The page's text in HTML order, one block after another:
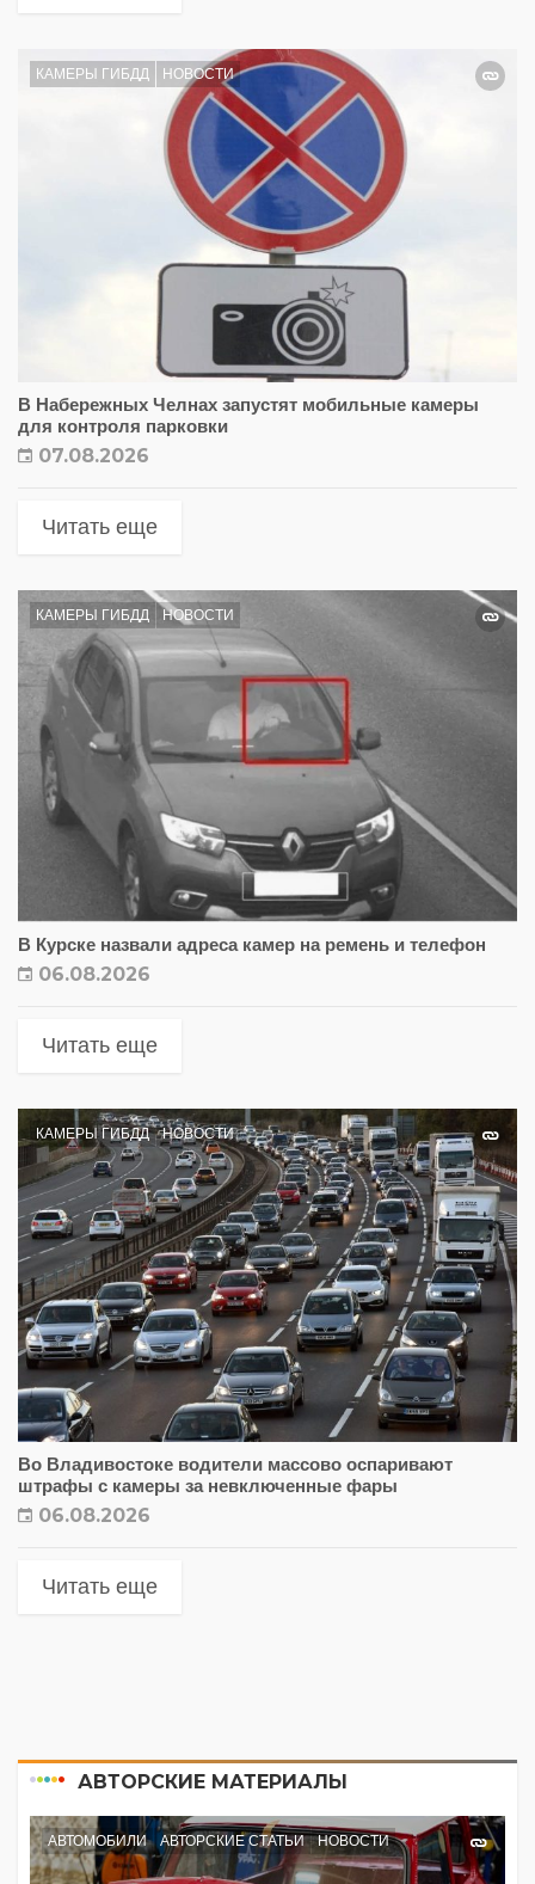
КАМЕРЫ ГИБДД НОВОСТИ
В Набережных Челнах запустят мобильные камеры
для контроля парковки
07.08.2026
Читать еще
КАМЕРЫ ГИБДД НОВОСТИ
В Курске назвали адреса камер на ремень и телефон
06.08.2026
Читать еще
КАМЕРЫ ГИБДД НОВОСТИ
Во Владивостоке водители массово оспаривают
штрафы с камеры за невключенные фары
06.08.2026
Читать еще
АВТОРСКИЕ МАТЕРИАЛЫ
АВТОМОБИЛИ АВТОРСКИЕ СТАТЬИ НОВОСТИ